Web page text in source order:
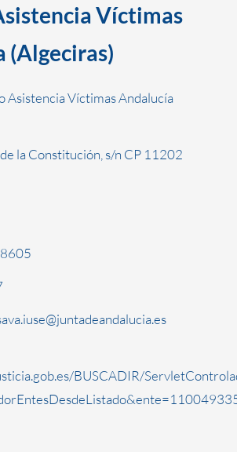
Víctimas
(Algeciras)
Asistencia Víctimas Andalucía
de la Constitución, s/n CP 11202
BUSCADIR/